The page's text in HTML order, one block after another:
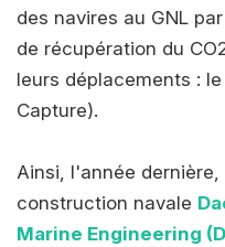
des navires au GNL
de récupération du
leurs déplacements :
Capture).
Ainsi, l'année
construction navale
Marine Engineering